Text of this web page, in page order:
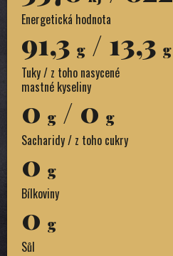
Energetická hodnota
91,3 g / 13,3 g
Tuky / z toho nasycené
mastné kyseliny
0 g / 0 g
Sacharidy / z toho cukry
0 g
Bílkoviny
0 g
Sůl